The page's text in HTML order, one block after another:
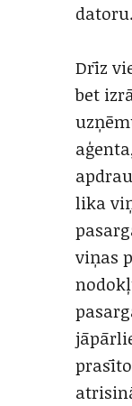
datoru.
Drīz
bet
lika
viņas